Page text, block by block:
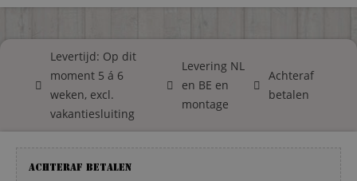
Levertijd: Op dit
moment 5 á 6
weken, excl.
vakantiesluiting
Levering NL
en BE en
montage
Achteraf
betalen
Achteraf betalen